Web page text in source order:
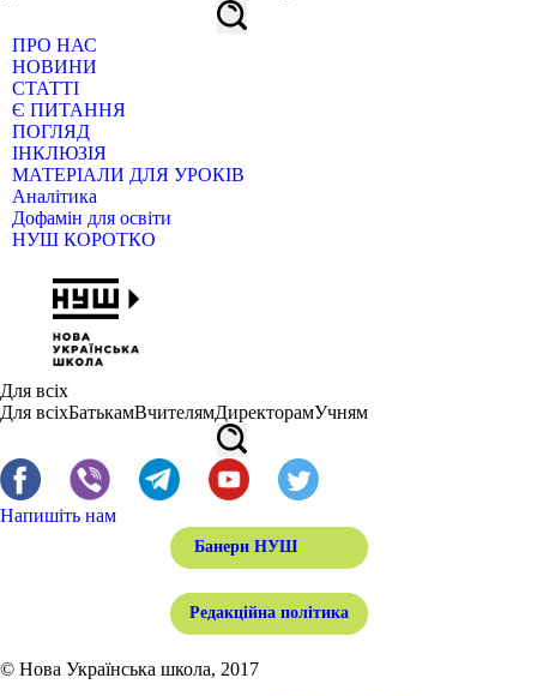
ПРО НАС
НОВИНИ
СТАТТІ
Є ПИТАННЯ
ПОГЛЯД
ІНКЛЮЗІЯ
МАТЕРІАЛИ ДЛЯ УРОКІВ
Аналітика
Дофамін для освіти
НУШ КОРОТКО
Для всіх
Для всіхБатькамВчителямДиректорамУчням
Напишіть нам
Банери НУШ
Редакційна політика
© Нова Українська школа, 2017